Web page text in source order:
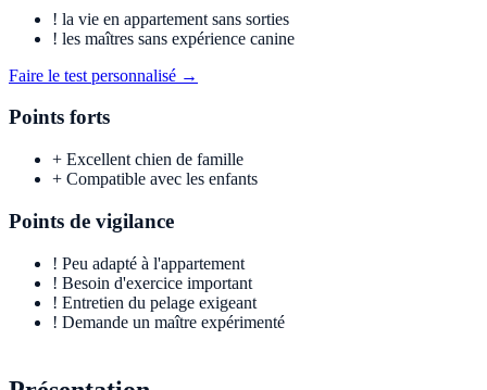
! la vie en appartement sans sorties
! les maîtres sans expérience canine
Faire le test personnalisé →
Points forts
+ Excellent chien de famille
+ Compatible avec les enfants
Points de vigilance
! Peu adapté à l'appartement
! Besoin d'exercice important
! Entretien du pelage exigeant
! Demande un maître expérimenté